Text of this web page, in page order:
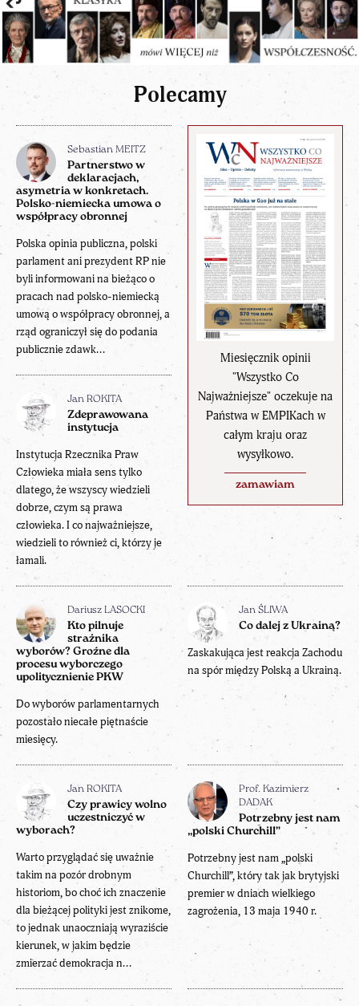
Polecamy
Miesięcznik opinii
"Wszystko Co
Najważniejsze" oczekuje na
Państwa w EMPIKach w
całym kraju oraz
wysyłkowo.
zamawiam
Sebastian MEITZ
Partnerstwo w
deklaracjach,
asymetria w konkretach.
Polsko-niemiecka umowa o
współpracy obronnej
Polska opinia publiczna, polski
parlament ani prezydent RP nie
byli informowani na bieżąco o
pracach nad polsko-niemiecką
umową o współpracy obronnej, a
rząd ograniczył się do podania
publicznie zdawk...
Jan ROKITA
Zdeprawowana
instytucja
Instytucja Rzecznika Praw
Człowieka miała sens tylko
dlatego, że wszyscy wiedzieli
dobrze, czym są prawa
człowieka. I co najważniejsze,
wiedzieli to również ci, którzy je
łamali.
Dariusz LASOCKI
Kto pilnuje
strażnika
wyborów? Groźne dla
procesu wyborczego
upolitycznienie PKW
Do wyborów parlamentarnych
pozostało niecałe piętnaście
miesięcy.
Jan ŚLIWA
Co dalej z Ukrainą?
Zaskakująca jest reakcja Zachodu
na spór między Polską a Ukrainą.
Jan ROKITA
Czy prawicy wolno
uczestniczyć w
wyborach?
Warto przyglądać się uważnie
takim na pozór drobnym
historiom, bo choć ich znaczenie
dla bieżącej polityki jest znikome,
to jednak unaoczniają wyraziście
kierunek, w jakim będzie
zmierzać demokracja n...
Prof. Kazimierz
DADAK
Potrzebny jest nam
„polski Churchill”
Potrzebny jest nam „polski
Churchill”, który tak jak brytyjski
premier w dniach wielkiego
zagrożenia, 13 maja 1940 r.